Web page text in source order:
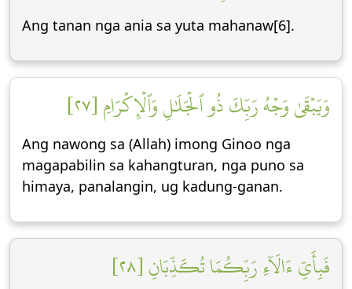
Ang tanan nga ania sa yuta mahanaw[6].
وَيَبۡقَىٰ وَجۡهُ رَبِّكَ ذُو ٱلۡجَلَٰلِ وَٱلۡإِكۡرَامِ [٢٧]
Ang nawong sa (Allah) imong Ginoo nga
magapabilin sa kahangturan, nga puno sa
himaya, panalangin, ug kadung-ganan.
فَبِأَيِّ ءَالَآءِ رَبِّكُمَا تُكَذِّبَانِ [٢٨]